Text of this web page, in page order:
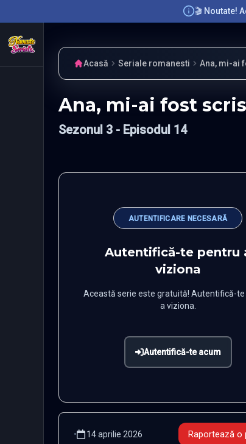
🎬 Noutate!
Acasă Seriale romanesti Ana, mi-ai
Ana, mi-ai fost
Sezonul 3 - Episodul 14
AUTENTIFICARE NECESARĂ
Autentifică-te pentru
viziona
Această serie este gratuită! Autentifică-
a viziona.
Autentifică-te acum
• 14 aprilie 2026 Raportează o